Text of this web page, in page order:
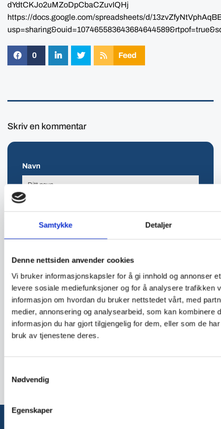
Samtykke Detaljer
Denne nettsiden anvender cookies
Vi bruker informasjonskapsler for å gi innhold og annonser
levere sosiale mediefunksjoner og for å analysere trafikken
informasjon om hvordan du bruker nettstedet vårt, med
medier, annonsering og analysearbeid, som kan kombinere
informasjon du har gjort tilgjengelig for dem, eller som de
bruk av tjenestene deres.
Nødvendig
Egenskaper
dYdtCKJo2uMZoDpCbaCZuvIQHj
https://docs.google.com/spreadsheets/d/
0 Feed
Skriv en kommentar
Navn
E-post:
Kommentar